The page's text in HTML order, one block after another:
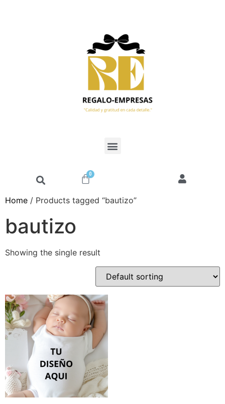
0
Home / Products tagged “bautizo”
bautizo
Showing the single result